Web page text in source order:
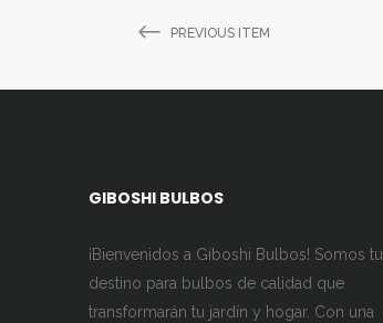
PREVIOUS ITEM
GIBOSHI BULBOS
¡Bienvenidos a Giboshi Bulbos! Somos tu
destino para bulbos de calidad que
transformarán tu jardín y hogar. Con una